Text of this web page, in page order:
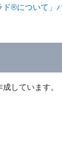
®について」
しています。